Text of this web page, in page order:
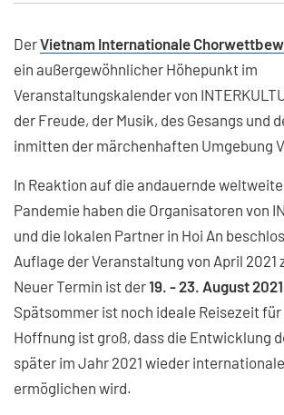
DerVietnam Internationale
ein außergewöhnlicher Höhepunkt im
Veranstaltungskalender von
der Freude, der Musik, des Gesangs und
inmitten der märchenhaften Umgebung
In Reaktion auf die andauernde weltweite
Pandemie haben die Organisatoren von
und die lokalen Partner in Hoi An
Auflage der Veranstaltung von April 2021
Neuer Termin ist der19. - 23. August 2021
Spätsommer ist noch ideale Reisezeit
Hoffnung ist groß, dass die Entwicklung
später im Jahr 2021 wieder
ermöglichen wird.